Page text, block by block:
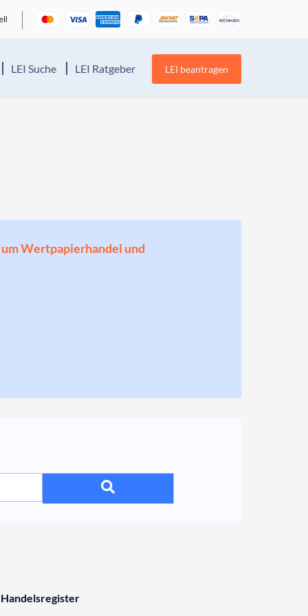
LEI Suche LEI Ratgeber LEI beantragen
Wertpapierhandel und